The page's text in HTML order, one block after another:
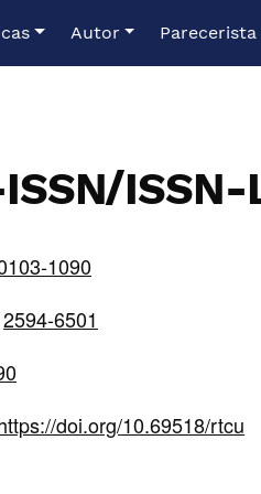
Autor Parecerista
ISSN-
1090
2594-6501
doi.org/10.69518/rtcu